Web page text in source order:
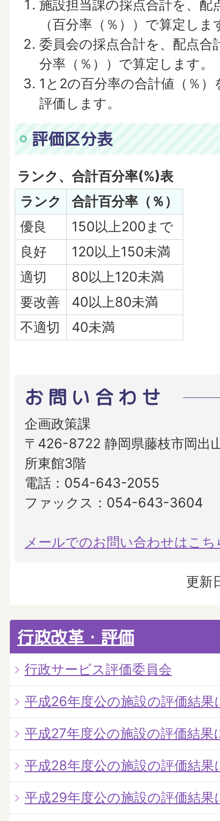
施設担当課の採点合計を、配
（百分率（％））で算定しま
委員会の採点合計を、配点合
分率（％））で算定します。
1と2の百分率の合計値（％
評価します。
評価区分表
ランク、合計百分率(%)表
ランク
合計百分率（％）
優良
150以上200まで
良好
120以上150未満
適切
80以上120未満
要改善
40以上80未満
不適切
40未満
お問い合わせ
企画政策課
〒426-8722 静岡県藤枝市岡出
所東館3階
電話：054-643-2055
ファックス：054-643-3604
メールでのお問い合わせはこち
更新
行政改革・評価
行政サービス評価委員会
平成26年度公の施設の評価結果
平成27年度公の施設の評価結果
平成28年度公の施設の評価結果
平成29年度公の施設の評価結果